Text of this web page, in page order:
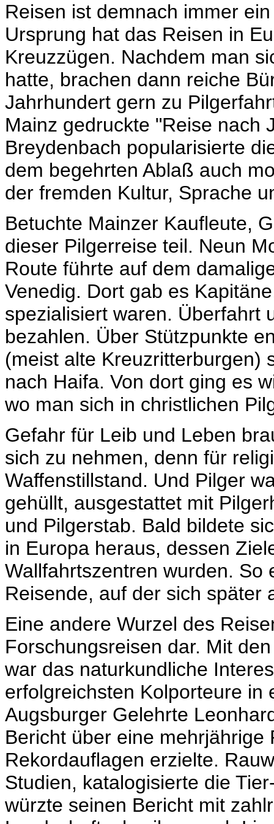
Reisen ist demnach immer
Ursprung hat das Reisen in
Kreuzzügen. Nachdem man
hatte, brachen dann reiche
Jahrhundert gern zu
Mainz gedruckte "Reise nach
Breydenbach popularisierte
dem begehrten Ablaß auch
der fremden Kultur, Sprache
Betuchte Mainzer Kaufleute,
dieser Pilgerreise teil. Neun
Route führte auf dem
Venedig. Dort gab es
spezialisiert waren. Überfahrt
bezahlen. Über Stützpunkte
(meist alte Kreuzritterburgen)
nach Haifa. Von dort ging es
wo man sich in christlichen
Gefahr für Leib und Leben
sich zu nehmen, denn für
Waffenstillstand. Und Pilger
gehüllt, ausgestattet mit
und Pilgerstab. Bald bildete
in Europa heraus, dessen
Wallfahrtszentren wurden.
Reisende, auf der sich später
Eine andere Wurzel des
Forschungsreisen dar. Mit
war das naturkundliche
erfolgreichsten Kolporteure in
Augsburger Gelehrte
Bericht über eine
Rekordauflagen erzielte.
Studien, katalogisierte die
würzte seinen Bericht mit